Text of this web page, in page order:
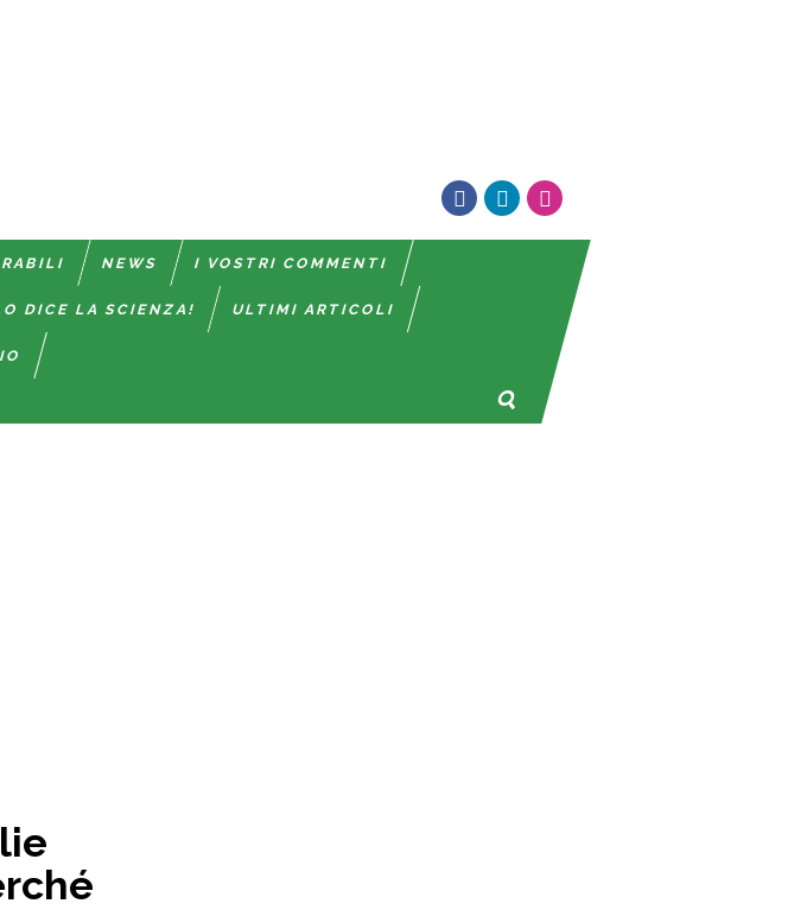
NEWS I VOSTRI COMMENTI
DICE LA SCIENZA! ULTIMI ARTICOLI